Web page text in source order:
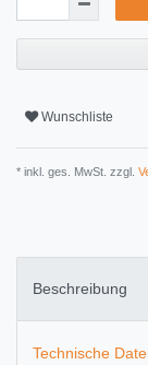
Wunschliste
* inkl. ges. MwSt. zzgl.
Beschreibung
Technische